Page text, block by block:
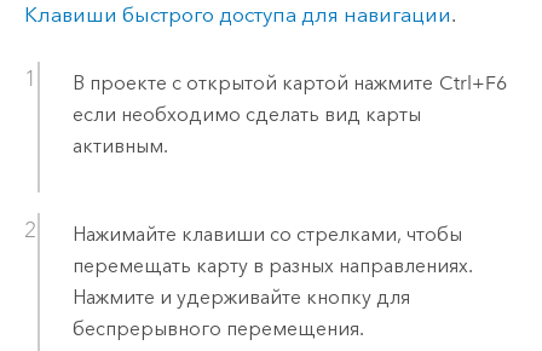
Клавиши быстрого доступа для навигации.
В проекте с открытой картой нажмите Ctrl+F6
если необходимо сделать вид карты
активным.
Нажимайте клавиши со стрелками, чтобы
перемещать карту в разных направлениях.
Нажмите и удерживайте кнопку для
беспрерывного перемещения.